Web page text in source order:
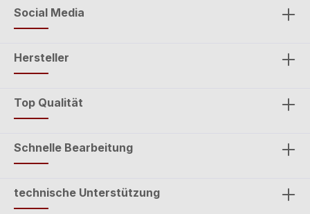
Social Media
Hersteller
Top Qualität
Schnelle Bearbeitung
technische Unterstützung